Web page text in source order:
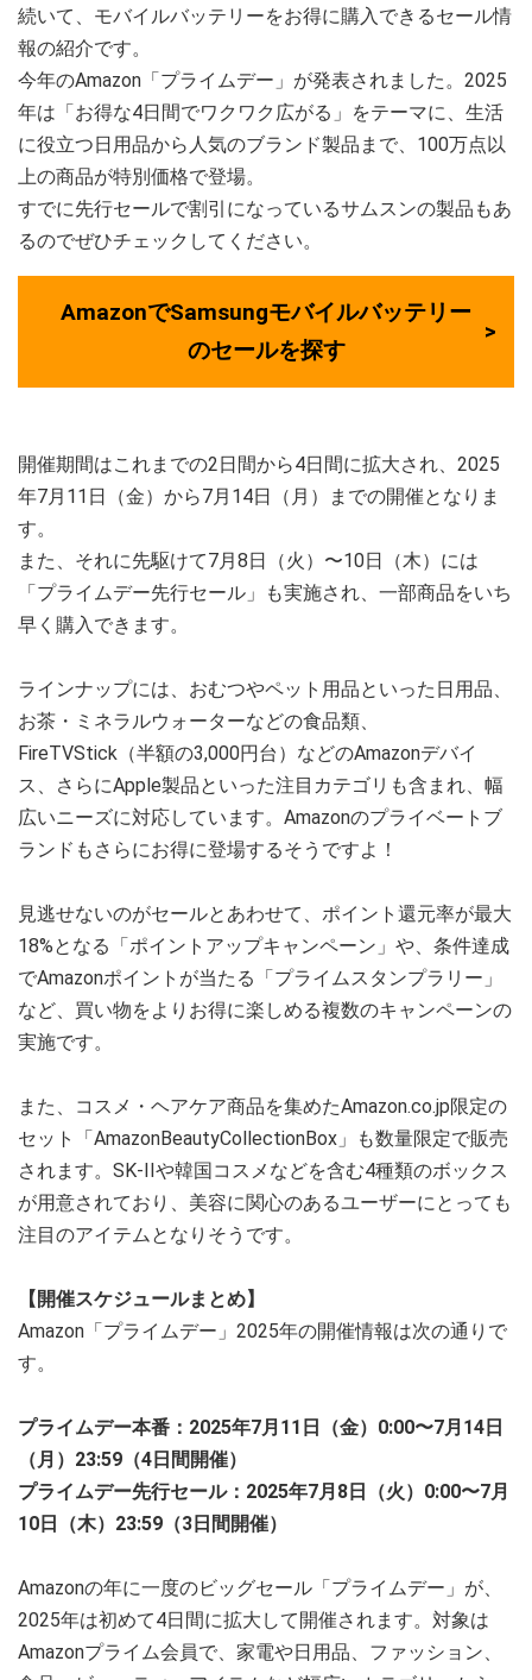
続いて、モバイルバッテリーをお得に購入できるセール情
報の紹介です。
今年のAmazon「プライムデー」が発表されました。2025
年は「お得な4日間でワクワク広がる」をテーマに、生活
に役立つ日用品から人気のブランド製品まで、100万点以
上の商品が特別価格で登場。
すでに先行セールで割引になっているサムスンの製品もあ
るのでぜひチェックしてください。
AmazonでSamsungモバイルバッテリー
のセールを探す
開催期間はこれまでの2日間から4日間に拡大され、2025
年7月11日（金）から7月14日（月）までの開催となりま
す。
また、それに先駆けて7月8日（火）〜10日（木）には
「プライムデー先行セール」も実施され、一部商品をいち
早く購入できます。
ラインナップには、おむつやペット用品といった日用品、
お茶・ミネラルウォーターなどの食品類、
FireTVStick（半額の3,000円台）などのAmazonデバイ
ス、さらにApple製品といった注目カテゴリも含まれ、幅
広いニーズに対応しています。Amazonのプライベートブ
ランドもさらにお得に登場するそうですよ！
見逃せないのがセールとあわせて、ポイント還元率が最大
18%となる「ポイントアップキャンペーン」や、条件達成
でAmazonポイントが当たる「プライムスタンプラリー」
など、買い物をよりお得に楽しめる複数のキャンペーンの
実施です。
また、コスメ・ヘアケア商品を集めたAmazon.co.jp限定の
セット「AmazonBeautyCollectionBox」も数量限定で販売
されます。SK-IIや韓国コスメなどを含む4種類のボックス
が用意されており、美容に関心のあるユーザーにとっても
注目のアイテムとなりそうです。
【開催スケジュールまとめ】
Amazon「プライムデー」2025年の開催情報は次の通りで
す。
プライムデー本番：2025年7月11日（金）0:00〜7月14日
（月）23:59（4日間開催）
プライムデー先行セール：2025年7月8日（火）0:00〜7月
10日（木）23:59（3日間開催）
Amazonの年に一度のビッグセール「プライムデー」が、
2025年は初めて4日間に拡大して開催されます。対象は
Amazonプライム会員で、家電や日用品、ファッション、